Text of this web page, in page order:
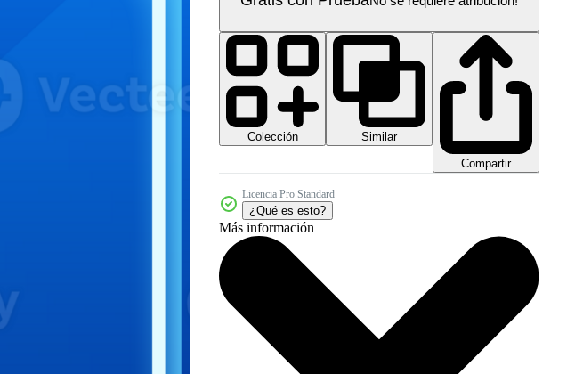
Colección
Similar
Compartir
Licencia Pro Standard
¿Qué es esto?
Más información